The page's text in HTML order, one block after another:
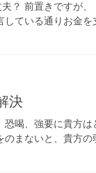
？ 前置きですが
ている通りお金
決
、強要に貴方は
まないと、貴方